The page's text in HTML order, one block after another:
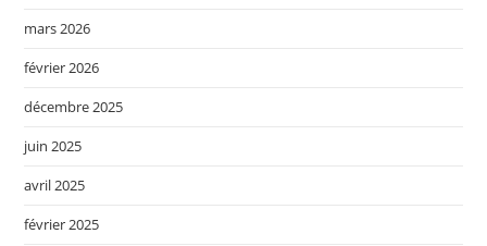
mars 2026
février 2026
décembre 2025
juin 2025
avril 2025
février 2025